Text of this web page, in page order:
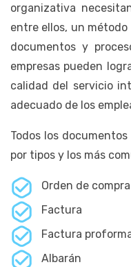
organizativa
entre ellos, un
documentos y
empresas pueden
calidad del servicio
adecuado de los
Todos los
por tipos y los más
Orden de compra
Factura
Factura
Albarán